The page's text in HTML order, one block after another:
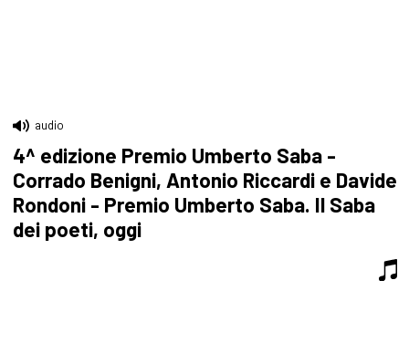
audio
4^ edizione Premio Umberto Saba -
Corrado Benigni, Antonio Riccardi e Davide
Rondoni - Premio Umberto Saba. Il Saba
dei poeti, oggi